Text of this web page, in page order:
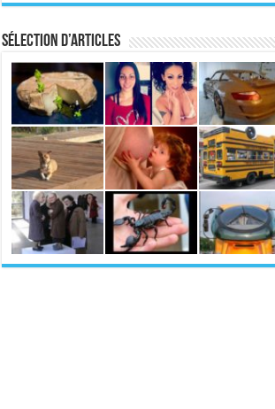
Sélection d’articles